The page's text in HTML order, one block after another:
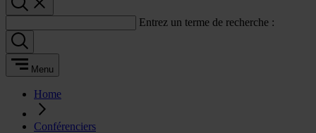
Entrez un terme de recherche :
Menu
Home
Conférenciers